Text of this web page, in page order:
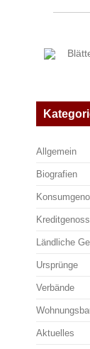
Allgemein
Biografien
Ländliche
Ursprünge
Verbände
Aktuelles